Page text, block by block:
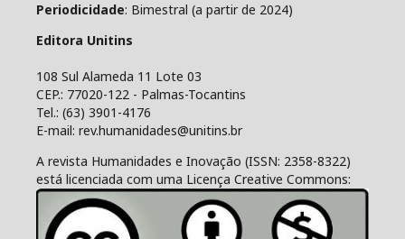
Periodicidade: Bimestral (a partir de 2024)
Editora Unitins
108 Sul Alameda 11 Lote 03
CEP.: 77020-122 - Palmas-Tocantins
Tel.: (63) 3901-4176
E-mail: rev.humanidades@unitins.br
A revista Humanidades e Inovação (ISSN: 2358-8322)
está licenciada com uma Licença Creative Commons: